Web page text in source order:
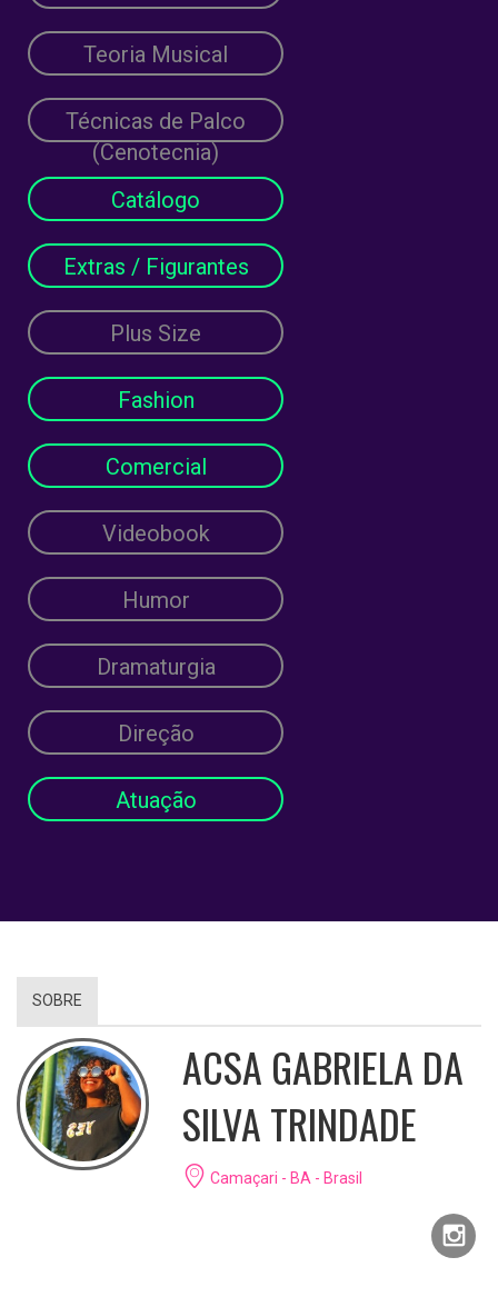
Teoria Musical
Técnicas de Palco
(Cenotecnia)
Catálogo
Extras / Figurantes
Plus Size
Fashion
Comercial
Videobook
Humor
Dramaturgia
Direção
Atuação
SOBRE
ACSA GABRIELA DA
SILVA TRINDADE
Camaçari - BA - Brasil